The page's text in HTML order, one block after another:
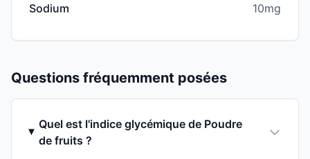
Sodium 10mg
Questions fréquemment posées
Quel est l'indice glycémique de Poudre
de fruits ?